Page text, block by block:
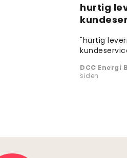
hurtig
"hurtig
DCC Energi
siden